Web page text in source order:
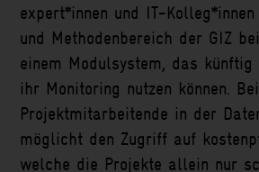
expert*innen und IT-
und Methoden­bereich der GIZ
einem Modul­system, das
ihr Moni­toring nutzen können.
Projekt­mitarbeitende in der
möglicht den Zu­griff auf
welche die Pro­jekte allein nur